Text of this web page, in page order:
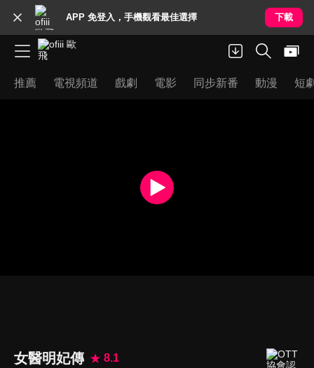
APP 免登入，手機觀看最佳選擇 下載
推薦 電視頻道 戲劇 電影 同步新番 動漫 短
女醫明妃傳
8.1